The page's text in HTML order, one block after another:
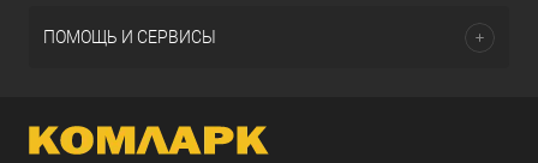
ПОМОЩЬ И СЕРВИСЫ